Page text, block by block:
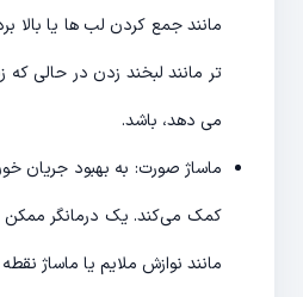
مانند جمع کردن لب ها یا بالا
تر مانند لبخند زدن در حالی
می دهد، باشد.
ماساژ صورت: به بهبود
کمک می‌کند. یک درمانگر
مانند نوازش ملایم یا ماساژ